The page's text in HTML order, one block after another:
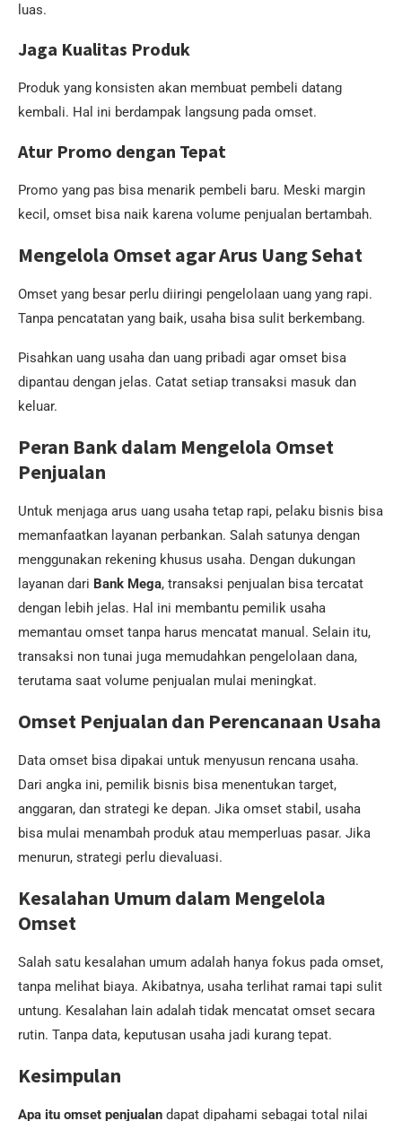
luas.
Jaga Kualitas Produk
Produk yang konsisten akan membuat pembeli datang
kembali. Hal ini berdampak langsung pada omset.
Atur Promo dengan Tepat
Promo yang pas bisa menarik pembeli baru. Meski margin
kecil, omset bisa naik karena volume penjualan bertambah.
Mengelola Omset agar Arus Uang Sehat
Omset yang besar perlu diiringi pengelolaan uang yang rapi.
Tanpa pencatatan yang baik, usaha bisa sulit berkembang.
Pisahkan uang usaha dan uang pribadi agar omset bisa
dipantau dengan jelas. Catat setiap transaksi masuk dan
keluar.
Peran Bank dalam Mengelola Omset
Penjualan
Untuk menjaga arus uang usaha tetap rapi, pelaku bisnis bisa
memanfaatkan layanan perbankan. Salah satunya dengan
menggunakan rekening khusus usaha. Dengan dukungan
layanan dari Bank Mega, transaksi penjualan bisa tercatat
dengan lebih jelas. Hal ini membantu pemilik usaha
memantau omset tanpa harus mencatat manual. Selain itu,
transaksi non tunai juga memudahkan pengelolaan dana,
terutama saat volume penjualan mulai meningkat.
Omset Penjualan dan Perencanaan Usaha
Data omset bisa dipakai untuk menyusun rencana usaha.
Dari angka ini, pemilik bisnis bisa menentukan target,
anggaran, dan strategi ke depan. Jika omset stabil, usaha
bisa mulai menambah produk atau memperluas pasar. Jika
menurun, strategi perlu dievaluasi.
Kesalahan Umum dalam Mengelola
Omset
Salah satu kesalahan umum adalah hanya fokus pada omset,
tanpa melihat biaya. Akibatnya, usaha terlihat ramai tapi sulit
untung. Kesalahan lain adalah tidak mencatat omset secara
rutin. Tanpa data, keputusan usaha jadi kurang tepat.
Kesimpulan
Apa itu omset penjualan dapat dipahami sebagai total nilai